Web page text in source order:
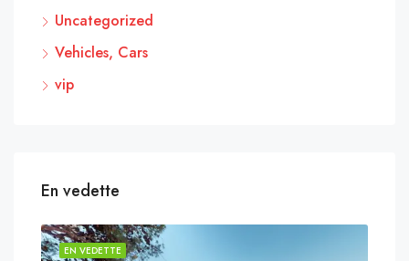
Uncategorized
Vehicles, Cars
vip
En vedette
EN VEDETTE